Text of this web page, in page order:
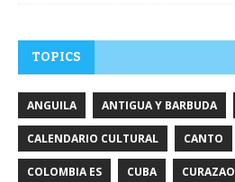
TOPICS
ANGUILA ANTIGUA Y BARBUDA
CALENDARIO CULTURAL CANTO
COLOMBIA ES CUBA CURAZAO